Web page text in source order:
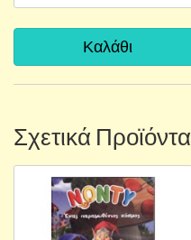
Καλάθι
Σχετικά Προϊόντα